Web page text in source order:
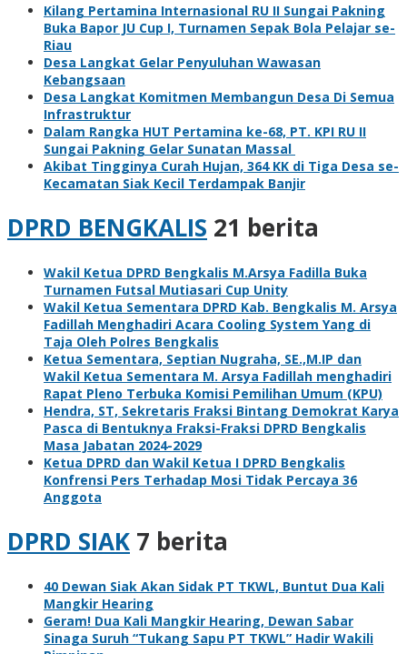
Kilang Pertamina Internasional RU II Sungai Pakning
Buka Bapor JU Cup I, Turnamen Sepak Bola Pelajar se-
Riau
Desa Langkat Gelar Penyuluhan Wawasan
Kebangsaan
Desa Langkat Komitmen Membangun Desa Di Semua
Infrastruktur
Dalam Rangka HUT Pertamina ke-68, PT. KPI RU II
Sungai Pakning Gelar Sunatan Massal
Akibat Tingginya Curah Hujan, 364 KK di Tiga Desa se-
Kecamatan Siak Kecil Terdampak Banjir
DPRD BENGKALIS 21 berita
Wakil Ketua DPRD Bengkalis M.Arsya Fadilla Buka
Turnamen Futsal Mutiasari Cup Unity
Wakil Ketua Sementara DPRD Kab. Bengkalis M. Arsya
Fadillah Menghadiri Acara Cooling System Yang di
Taja Oleh Polres Bengkalis
Ketua Sementara, Septian Nugraha, SE.,M.IP dan
Wakil Ketua Sementara M. Arsya Fadillah menghadiri
Rapat Pleno Terbuka Komisi Pemilihan Umum (KPU)
Hendra, ST, Sekretaris Fraksi Bintang Demokrat Karya
Pasca di Bentuknya Fraksi-Fraksi DPRD Bengkalis
Masa Jabatan 2024-2029
Ketua DPRD dan Wakil Ketua I DPRD Bengkalis
Konfrensi Pers Terhadap Mosi Tidak Percaya 36
Anggota
DPRD SIAK 7 berita
40 Dewan Siak Akan Sidak PT TKWL, Buntut Dua Kali
Mangkir Hearing
Geram! Dua Kali Mangkir Hearing, Dewan Sabar
Sinaga Suruh “Tukang Sapu PT TKWL” Hadir Wakili